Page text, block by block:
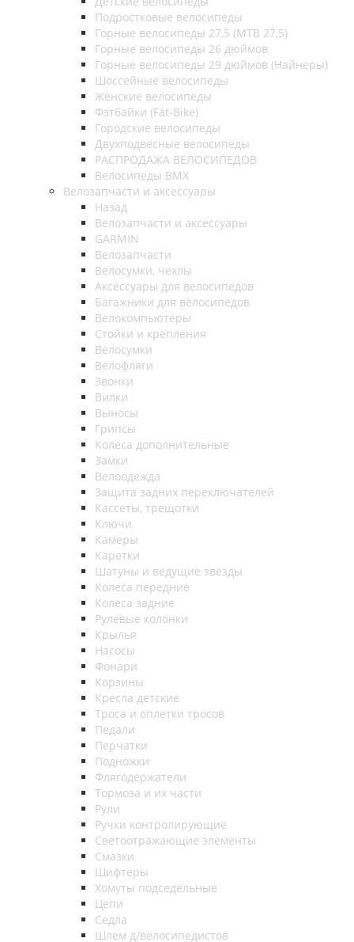
Подростковые велосипеды
Горные велосипеды 27,5 (MTB 27,5)
Горные велосипеды 26 дюймов
Горные велосипеды 29 дюймов (Найнеры)
Шоссейные велосипеды
Женские велосипеды
Фэтбайки (Fat-Bike)
Городские велосипеды
Двухподвесные велосипеды
РАСПРОДАЖА ВЕЛОСИПЕДОВ
Велосипеды BMX
Велозапчасти и аксессуары
Назад
Велозапчасти и аксессуары
GARMIN
Велозапчасти
Велосумки, чехлы
Аксессуары для велосипедов
Багажники для велосипедов
Велокомпьютеры
Стойки и крепления
Велосумки
Велофляги
Звонки
Вилки
Выносы
Грипсы
Колеса дополнительные
Замки
Велоодежда
Защита задних переключателей
Кассеты, трещотки
Ключи
Камеры
Каретки
Шатуны и ведущие звезды
Колеса передние
Колеса задние
Рулевые колонки
Крылья
Насосы
Фонари
Корзины
Кресла детские
Троса и оплетки тросов
Педали
Перчатки
Подножки
Флягодержатели
Тормоза и их части
Рули
Ручки контролирующие
Светоотражающие элементы
Смазки
Шифтеры
Хомуты подседельные
Цепи
Седла
Шлем д/велосипедистов